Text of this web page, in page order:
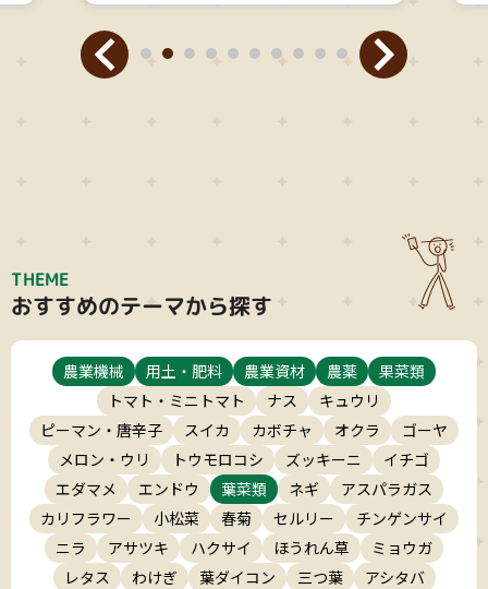
THEME
おすすめのテーマから探す
農業機械 用土・肥料 農業資材 農薬
果菜類
トマト・ミニトマト
ナス
キュウリ
ピーマン・唐辛子
スイカ カボチャ オクラ
ゴーヤ
メロン・ウリ
トウモロコシ ズッキーニ
イチゴ
エダマメ
エンドウ 葉菜類 ネギ
アスパラガス
カリフラワー
小松菜 春菊 セルリー
チンゲンサイ
ニラ
アサツキ ハクサイ ほうれん草
ミョウガ
レタス
わけぎ 葉ダイコン 三つ葉
アシタバ